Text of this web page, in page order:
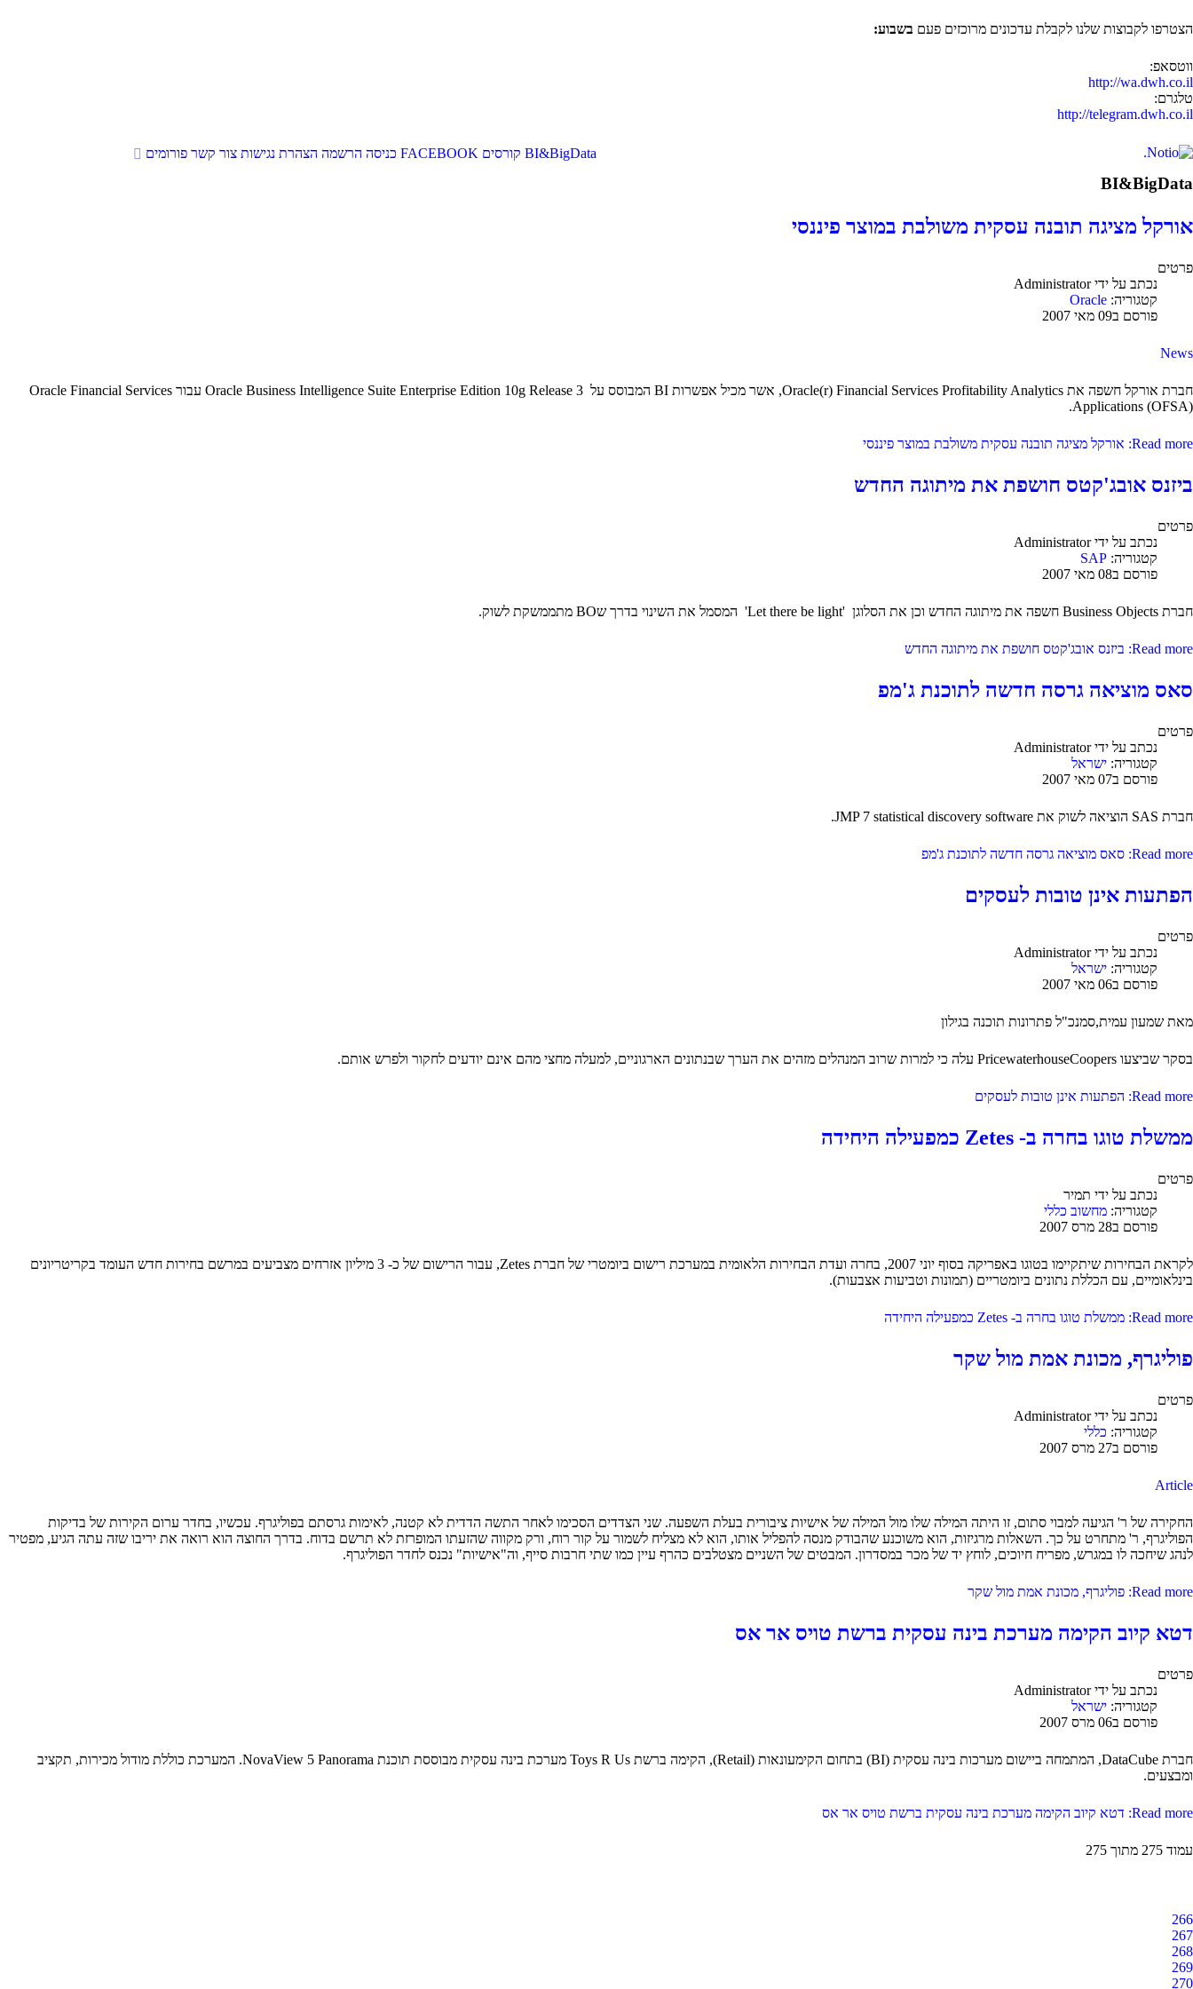
הצטרפו לקבוצות שלנו לקבלת עדכונים מרוכזים פעם בשבוע:
ווטסאפ:
http://wa.dwh.co.il
טלגרם:
http://telegram.dwh.co.il
BI&BigData קורסים FACEBOOK כניסה הרשמה הצהרת נגישות צור קשר פורומים
BI&BigData
אורקל מציגה תובנה עסקית משולבת במוצר פיננסי
פרטים
נכתב על ידיAdministrator
קטגוריה: Oracle
פורסם ב09 מאי 2007
News
חברת אורקל חשפה את Oracle(r) Financial Services Profitability Analytics, אשר מכיל אפשרות BI המבוסס על Oracle Business Intelligence Suite Enterprise Edition 10g Release 3 עבור Oracle Financial Services
Applications (OFSA).
Read more: אורקל מציגה תובנה עסקית משולבת במוצר פיננסי
ביזנס אובג'קטס חושפת את מיתוגה החדש
פרטים
נכתב על ידיAdministrator
קטגוריה: SAP
פורסם ב08 מאי 2007
חברת Business Objects חשפה את מיתוגה החדש וכן את הסלוגן 'Let there be light' המסמל את השינוי בדרך שBO מתממשקת לשוק.
Read more: ביזנס אובג'קטס חושפת את מיתוגה החדש
סאס מוציאה גרסה חדשה לתוכנת ג'מפ
פרטים
נכתב על ידיAdministrator
קטגוריה: ישראל
פורסם ב07 מאי 2007
חברת SAS הוציאה לשוק את JMP 7 statistical discovery software.
Read more: סאס מוציאה גרסה חדשה לתוכנת ג'מפ
הפתעות אינן טובות לעסקים
פרטים
נכתב על ידיAdministrator
קטגוריה: ישראל
פורסם ב06 מאי 2007
מאת שמעון עמית,סמנכ"ל פתרונות תוכנה בגילון
בסקר שביצעו PricewaterhouseCoopers עלה כי למרות שרוב המנהלים מזהים את הערך שבנתונים הארגוניים, למעלה מחצי מהם אינם יודעים לחקור ולפרש אותם.
Read more: הפתעות אינן טובות לעסקים
ממשלת טוגו בחרה ב- Zetes כמפעילה היחידה
פרטים
נכתב על ידי תמיר
קטגוריה: מחשוב כללי
פורסם ב28 מרס 2007
לקראת הבחירות שיתקיימו בטוגו באפריקה בסוף יוני 2007, בחרה ועדת הבחירות הלאומית במערכת רישום ביומטרי של חברת Zetes, עבור הרישום של כ- 3 מיליון אזרחים מצביעים במרשם בחירות חדש העומד בקריטריונים
בינלאומיים, עם הכללת נתונים ביומטריים (תמונות וטביעות אצבעות).
Read more: ממשלת טוגו בחרה ב- Zetes כמפעילה היחידה
פוליגרף, מכונת אמת מול שקר
פרטים
נכתב על ידיAdministrator
קטגוריה: כללי
פורסם ב27 מרס 2007
Article
החקירה של ר' הגיעה למבוי סתום, זו היתה המילה שלו מול המילה של אישיות ציבורית בעלת השפעה. שני הצדדים הסכימו לאחר התשה הדדית לא קטנה, לאימות גרסתם בפוליגרף. עכשיו, בחדר ערום הקירות של בדיקות
הפוליגרף, ר' מתחרט על כך. השאלות מרגיזות, הוא משוכנע שהבודק מנסה להפליל אותו, הוא לא מצליח לשמור על קור רוח, ורק מקווה שהזעתו המופרזת לא תרשם בדוח. בדרך החוצה הוא רואה את יריבו שזה עתה הגיע, מפטיר
לנהג שיחכה לו במגרש, מפריח חיוכים, לוחץ יד של מכר במסדרון. המבטים של השניים מצטלבים כהרף עיין כמו שתי חרבות סייף, וה"אישיות" נכנס לחדר הפוליגרף.
Read more: פוליגרף, מכונת אמת מול שקר
דטא קיוב הקימה מערכת בינה עסקית ברשת טויס אר אס
פרטים
נכתב על ידיAdministrator
קטגוריה: ישראל
פורסם ב06 מרס 2007
חברת DataCube, המתמחה ביישום מערכות בינה עסקית (BI) בתחום הקימעונאות (Retail), הקימה ברשת Toys R Us מערכת בינה עסקית מבוססת תוכנת NovaView 5 Panorama. המערכת כוללת מודול מכירות, תקציב
ומבצעים.
Read more: דטא קיוב הקימה מערכת בינה עסקית ברשת טויס אר אס
עמוד 275 מתוך 275
266
267
268
269
270